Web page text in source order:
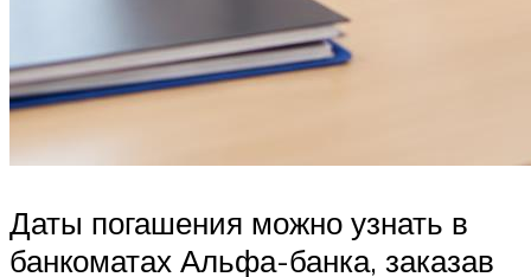
Даты погашения можно узнать в
банкоматах Альфа-банка, заказав